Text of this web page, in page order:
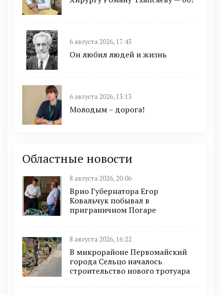
6 августа 2026, 17:43
Он любил людей и жизнь
6 августа 2026, 13:13
Молодым – дорога!
Областные новости
8 августа 2026, 20:06
Врио Губернатора Егор
Ковальчук побывал в
приграничном Погаре
8 августа 2026, 16:22
В микрорайоне Первомайский
города Сельцо началось
строительство нового тротуара